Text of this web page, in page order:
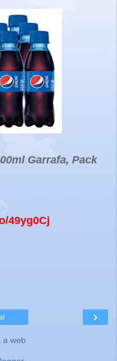
Garrafa, Pack
49yg0Cj
›
a web